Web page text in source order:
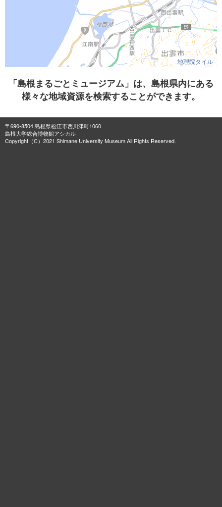
地理院タイル
「島根まるごとミュージアム」は、島根県内にある
様々な地域資源を検索することができます。
〒690-8504 島根県松江市西川津町1060
島根大学総合博物館アシカル
Copyright（C）2021 Shimane University Museum All Rights Reserved.